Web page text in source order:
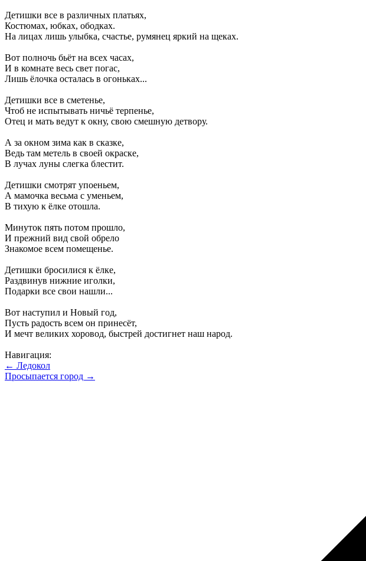
Детишки все в различных платьях,
Костюмах, юбках, ободках.
На лицах лишь улыбка, счастье, румянец яркий на щеках.
Вот полночь бьëт на всех часах,
И в комнате весь свет погас,
Лишь ëлочка осталась в огоньках...
Детишки все в сметенье,
Чтоб не испытывать ничьë терпенье,
Отец и мать ведут к окну, свою смешную детвору.
А за окном зима как в сказке,
Ведь там метель в своей окраске,
В лучах луны слегка блестит.
Детишки смотрят упоеньем,
А мамочка весьма с уменьем,
В тихую к ëлке отошла.
Минуток пять потом прошло,
И прежний вид свой обрело
Знакомое всем помещенье.
Детишки бросилися к ëлке,
Раздвинув нижние иголки,
Подарки все свои нашли...
Вот наступил и Новый год,
Пусть радость всем он принесëт,
И мечт великих хоровод, быстрей достигнет наш народ.
Навигация:
← Ледокол
Просыпается город →